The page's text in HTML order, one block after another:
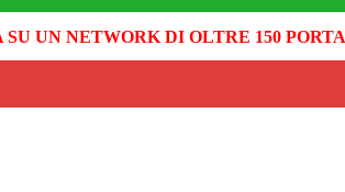
UN NETWORK DI OLTRE 150